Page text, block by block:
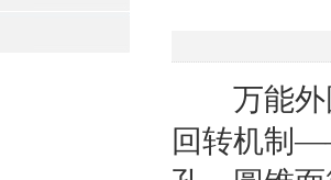
万能外圆
回转机制